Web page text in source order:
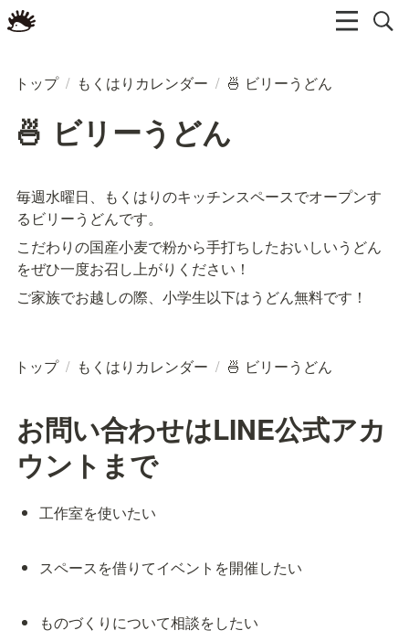
トップ / もくはりカレンダー / 🍜 ビリーうどん
🍜 ビリーうどん
毎週水曜日、もくはりのキッチンスペースでオープンす
るビリーうどんです。
こだわりの国産小麦で粉から手打ちしたおいしいうどん
をぜひ一度お召し上がりください！
ご家族でお越しの際、小学生以下はうどん無料です！
トップ / もくはりカレンダー / 🍜 ビリーうどん
お問い合わせはLINE公式アカ
ウントまで
工作室を使いたい
スペースを借りてイベントを開催したい
ものづくりについて相談をしたい